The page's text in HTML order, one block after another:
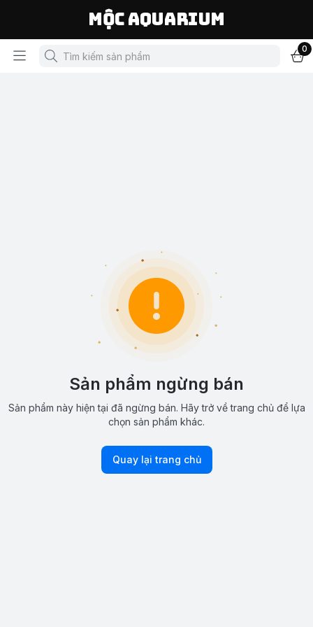
Mộc Aquarium
0
Sản phẩm ngừng bán
Sản phẩm này hiện tại đã ngừng bán. Hãy trở về trang chủ để lựa
chọn sản phẩm khác.
Quay lại trang chủ